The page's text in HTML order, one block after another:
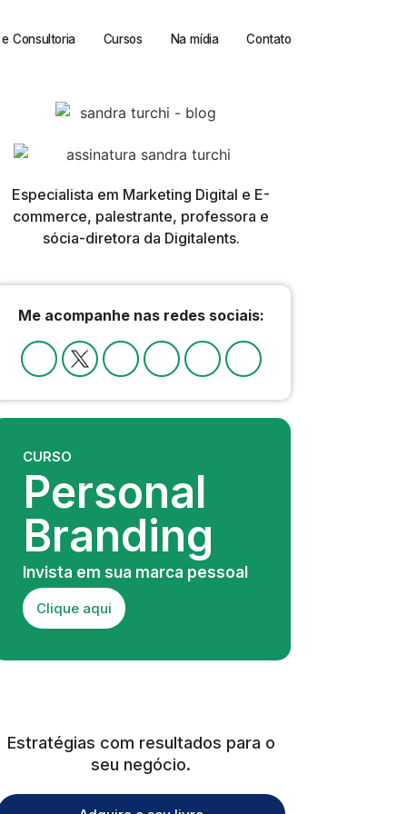
Consultoria Cursos Na mídia Contato
Especialista em Marketing Digital e E-
commerce, palestrante, professora e
sócia-diretora da Digitalents.
Me acompanhe nas redes sociais:
CURSO
Personal
Branding
Invista em sua marca pessoal
Clique aqui
Estratégias com resultados para o
seu negócio.